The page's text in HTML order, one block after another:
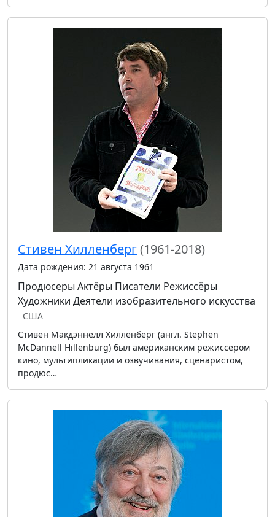
Стивен Хилленберг(1961-2018)
Дата рождения: 21 августа 1961
Продюсеры Актёры Писатели Режиссёры
Художники Деятели изобразительного искусства
США
Стивен Макдэннелл Хилленберг (англ. Stephen
McDannell Hillenburg) был американским режиссером
кино, мультипликации и озвучивания, сценаристом,
продюс…